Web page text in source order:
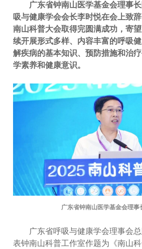
广东省钟南山医学基金会理事
吸与健康学会会长李时悦在会上致
南山科普大会取得完圆满成功，寄
续开展形式多样、内容丰富的呼吸
解疾病的基本知识、预防措施和治
学素养和健康意识。
广东省钟南山医学基金会理事
广东省呼吸与健康学会理事会
表钟南山科普工作室作题为《南山